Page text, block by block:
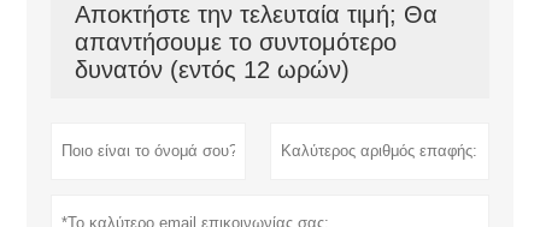
Αποκτήστε την τελευταία τιμή; Θα
απαντήσουμε το συντομότερο
δυνατόν (εντός 12 ωρών)